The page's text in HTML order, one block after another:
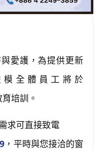
愛護，為提供更新
全體員工將於
培訓。
求可直接致電
，平時與您接洽的窗